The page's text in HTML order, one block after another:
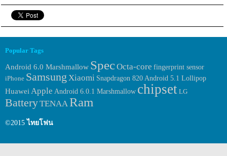
Popular Tags
Android 6.0 Marshmallow SpecOcta-core fingerprint sensor
iPhone Samsung Xiaomi Snapdragon 820 Android 5.1 Lollipop
Huawei Apple Android 6.0.1 Marshmallow chipset LG
BatteryTENAARam
©2015 ไทยโฟน